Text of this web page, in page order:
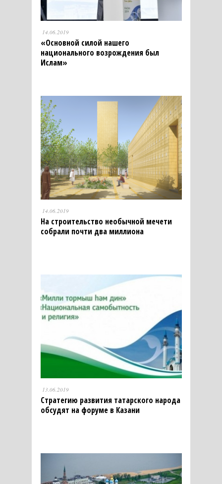
14.06.2019
«Основной силой нашего
национального возрождения был
Ислам»
14.06.2019
На строительство необычной мечети
собрали почти два миллиона
13.06.2019
Стратегию развития татарского народа
обсудят на форуме в Казани